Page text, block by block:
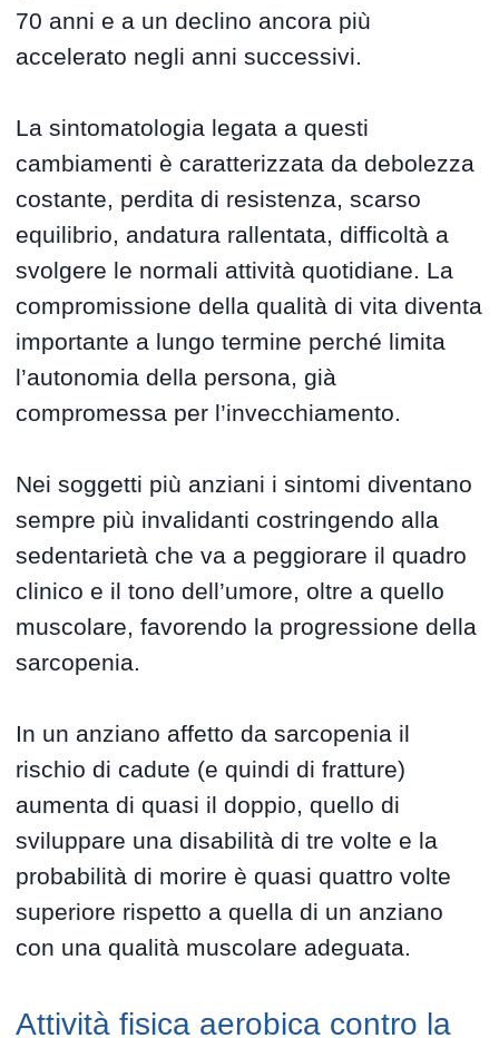
70 anni e a un declino ancora più
accelerato negli anni successivi.
La sintomatologia legata a questi
cambiamenti è caratterizzata da debolezza
costante, perdita di resistenza, scarso
equilibrio, andatura rallentata, difficoltà a
svolgere le normali attività quotidiane. La
compromissione della qualità di vita diventa
importante a lungo termine perché limita
l’autonomia della persona, già
compromessa per l’invecchiamento.
Nei soggetti più anziani i sintomi diventano
sempre più invalidanti costringendo alla
sedentarietà che va a peggiorare il quadro
clinico e il tono dell’umore, oltre a quello
muscolare, favorendo la progressione della
sarcopenia.
In un anziano affetto da sarcopenia il
rischio di cadute (e quindi di fratture)
aumenta di quasi il doppio, quello di
sviluppare una disabilità di tre volte e la
probabilità di morire è quasi quattro volte
superiore rispetto a quella di un anziano
con una qualità muscolare adeguata.
Attività fisica aerobica contro la